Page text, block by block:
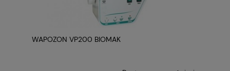
WAPOZON VP200 BIOMAK